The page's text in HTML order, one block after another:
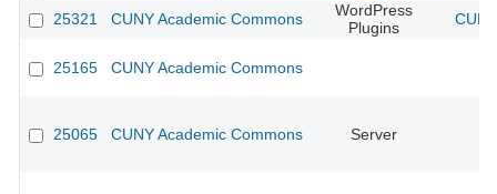
25321
CUNY Academic Commons
WordPress
Plugins
25165 CUNY Academic Commons
25065 CUNY Academic Commons Server